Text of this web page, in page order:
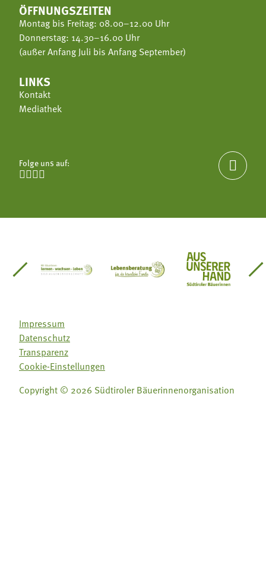
ÖFFNUNGSZEITEN
Montag bis Freitag: 08.00–12.00 Uhr
Donnerstag: 14.30–16.00 Uhr
(außer Anfang Juli bis Anfang September)
LINKS
Kontakt
Mediathek
Folge uns auf:


Südtirol
Gärtnervereinigung
Sozialgenossenschaft Mit Bäuerinnen lernen -
Lebensberatung für dieAus unserer
Impressum
Datenschutz
Transparenz
Cookie-Einstellungen
Copyright © 2026 Südtiroler Bäuerinnenorganisation